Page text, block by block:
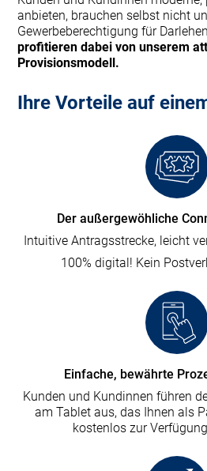
anbieten, brauchen selbst nicht
Gewerbeberechtigung für
profitieren dabei von unserem
Provisionsmodell.
Ihre Vorteile auf
Der außergewöhliche
Intuitive Antragsstrecke, leicht
100% digital! Kein
Einfache, bewährte
Kunden und Kundinnen führen
am Tablet aus, das Ihnen als
kostenlos zur